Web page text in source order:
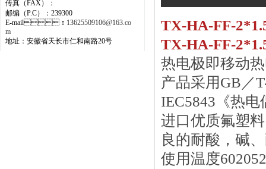
传真（FAX）：
邮编（P.C）：239300
E-mail： 13625509106@163.co
m
地址：安徽省天长市仁和南路20号
TX-HA-FF-
TX-HA-FF-
热电极即移动热
产品采用GB ／
IEC5843 《热
进口优质氟塑料
良的耐酸，碱
使用温度